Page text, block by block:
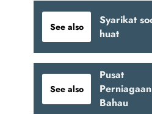
See also
Syarikat
huat
See also
Pusat
Perniagaan
Bahau